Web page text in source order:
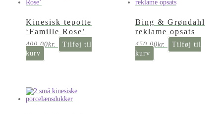
Kinesisk tepotte
‘Famille Rose’
400,00kr.
Tilføj til
kurv
Bing & Grøndahl
reklame opsats
450,00kr.
Tilføj til
kurv